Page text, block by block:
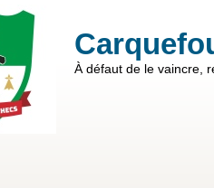
À défaut de le vaincre,